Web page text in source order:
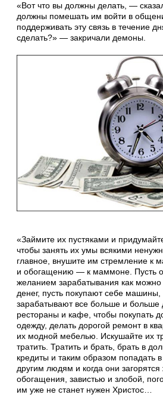
«Вот что вы должны делать, —
должны помешать им войти в
поддерживать эту связь в течение
сделать?» — закричали демоны.
«Займите их пустяками и
чтобы занять их умы всякими
главное, внушите им стремление к
и обогащению — к маммоне. Пусть
желанием зарабатывания как можно
денег, пусть покупают себе
зарабатывают все больше и больше
рестораны и кафе, чтобы покупать
одежду, делать дорогой ремонт в
их модной мебелью. Искушайте их
тратить. Тратить и брать, брать в
кредиты и таким образом попадать
другим людям и когда они
обогащения, завистью и злобой,
им уже не станет нужен Христос…